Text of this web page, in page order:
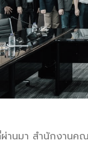
นมา สำนักงานค